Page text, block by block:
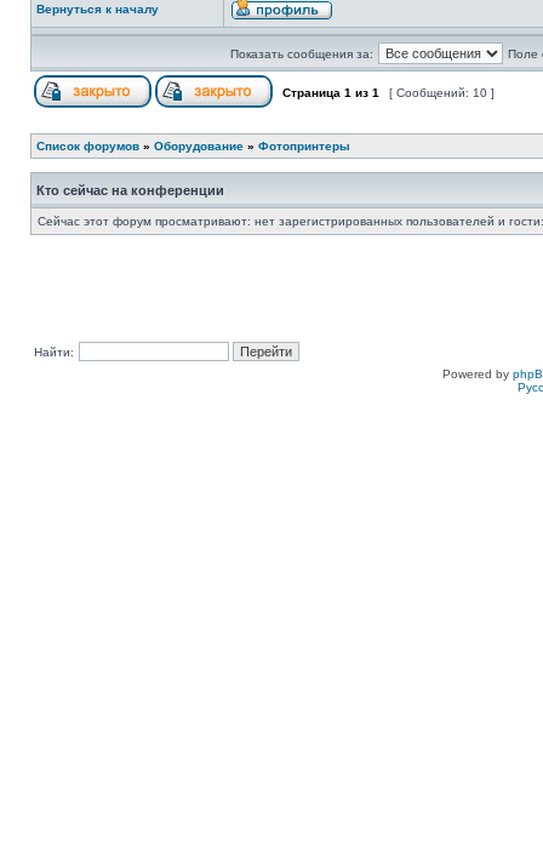
Вернуться к началу
Показать сообщения за: Поле
Страница 1 из 1 [ Сообщений: 10 ]
Список форумов » Оборудование » Фотопринтеры
Кто сейчас на конференции
Сейчас этот форум просматривают: нет зарегистрированных пользователей и
Найти:
Powered by